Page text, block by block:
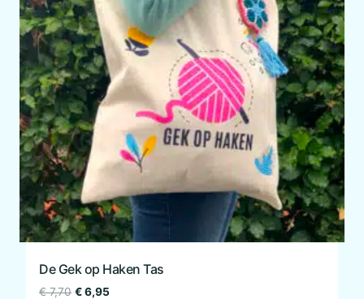
De Gek op Haken Tas
€7,70 Oorspronkelijke
€6,95Huidige